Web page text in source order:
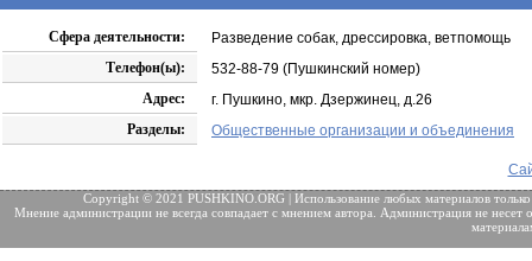
Сфера деятельности:
Разведение собак, дрессировка, ветпомощь
Телефон(ы):
532-88-79 (Пушкинский номер)
Адрес:
г. Пушкино, мкр. Дзержинец, д.26
Разделы:
Общественные организации и объединения
Copyright © 2021 PUSHKINO.ORG | Использование любых материалов
Мнение администрации не всегда совпадает с мнением автора. Администрация не несет